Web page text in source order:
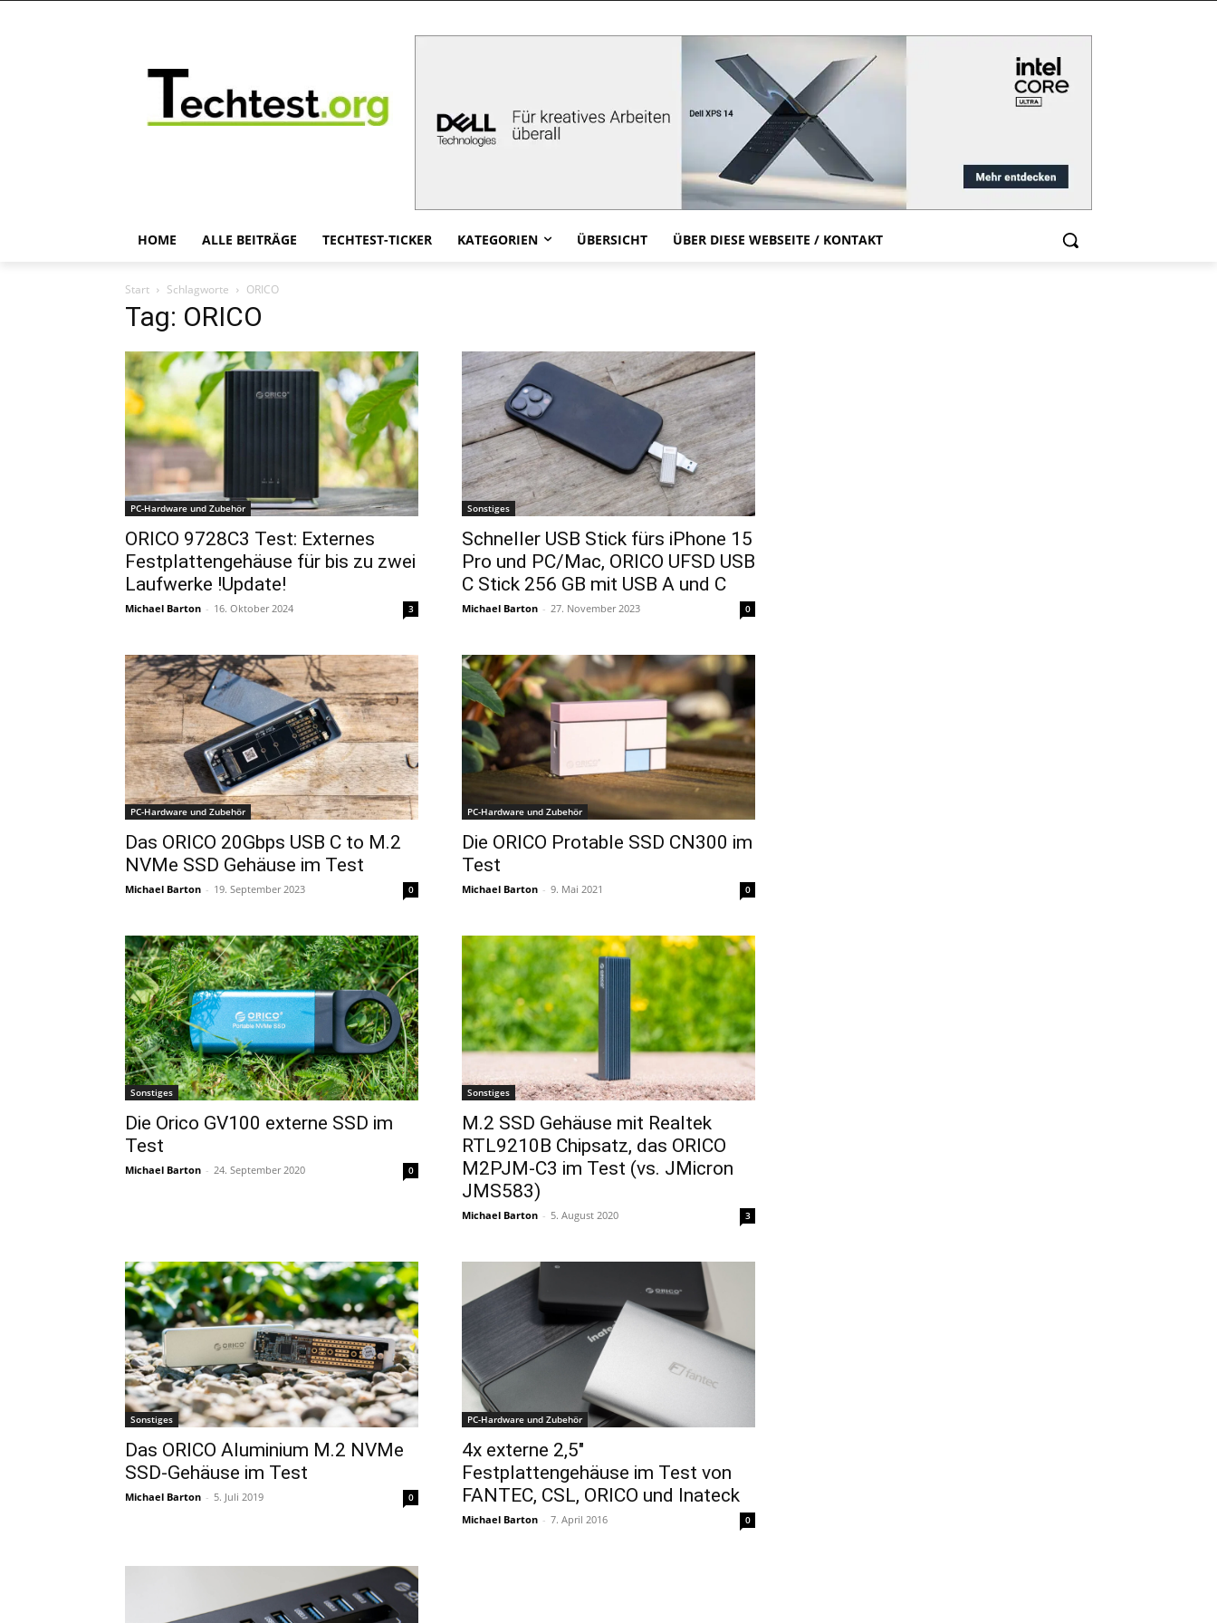
HOME ALLE BEITRÄGE TECHTEST-TICKER KATEGORIEN ÜBERSICHT ÜBER DIESE WEBSEITE / KONTAKT
Start Schlagworte ORICO
Tag: ORICO
PC-Hardware und Zubehör
ORICO 9728C3 Test: Externes
Festplattengehäuse für bis zu zwei
Laufwerke !Update!
Michael Barton - 16. Oktober 2024 3
Sonstiges
Schneller USB Stick fürs iPhone 15
Pro und PC/Mac, ORICO UFSD USB
C Stick 256 GB mit USB A und C
Michael Barton - 27. November 2023 0
PC-Hardware und Zubehör
Das ORICO 20Gbps USB C to M.2
NVMe SSD Gehäuse im Test
Michael Barton - 19. September 2023 0
PC-Hardware und Zubehör
Die ORICO Protable SSD CN300 im
Test
Michael Barton - 9. Mai 2021 0
Sonstiges
Die Orico GV100 externe SSD im
Test
Michael Barton - 24. September 2020 0
Sonstiges
M.2 SSD Gehäuse mit Realtek
RTL9210B Chipsatz, das ORICO
M2PJM-C3 im Test (vs. JMicron
JMS583)
Michael Barton - 5. August 2020 3
Sonstiges
Das ORICO Aluminium M.2 NVMe
SSD-Gehäuse im Test
Michael Barton - 5. Juli 2019 0
PC-Hardware und Zubehör
4x externe 2,5″
Festplattengehäuse im Test von
FANTEC, CSL, ORICO und Inateck
Michael Barton - 7. April 2016 0